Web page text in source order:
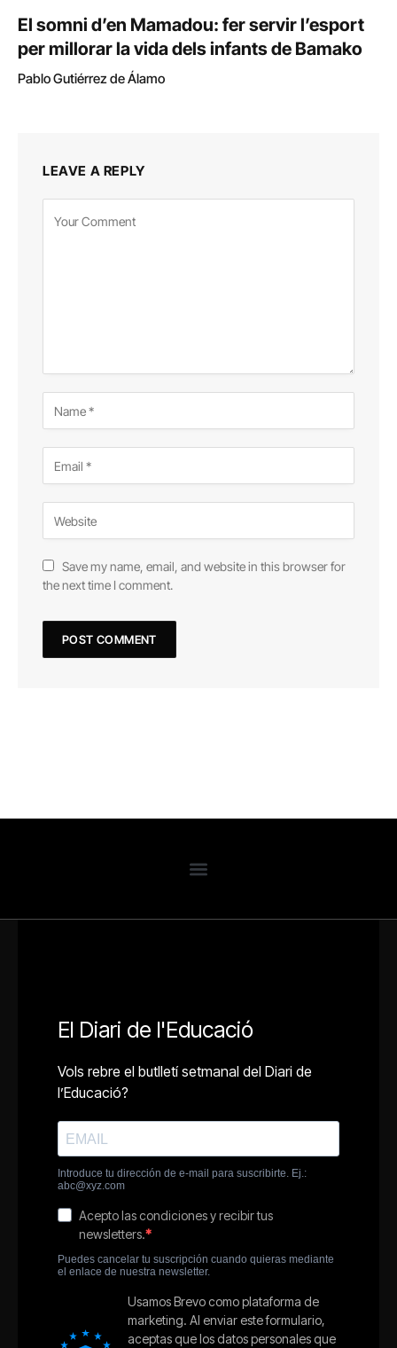
El somni d’en Mamadou: fer servir l’esport
per millorar la vida dels infants de Bamako
Pablo Gutiérrez de Álamo
LEAVE A REPLY
Save my name, email, and website in this browser for
the next time I comment.